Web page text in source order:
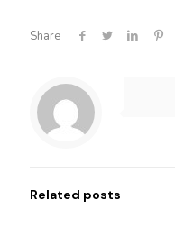
Share
Related posts